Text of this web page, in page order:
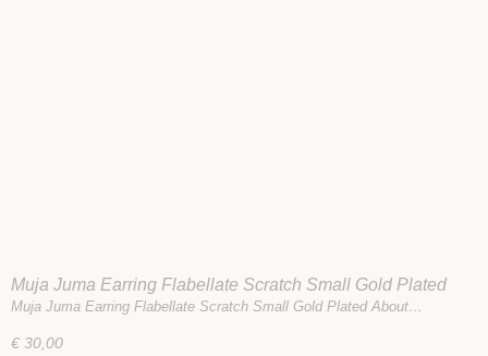
Muja Juma Earring Flabellate Scratch Small Gold Plated
Muja Juma Earring Flabellate Scratch Small Gold Plated About…
€ 30,00